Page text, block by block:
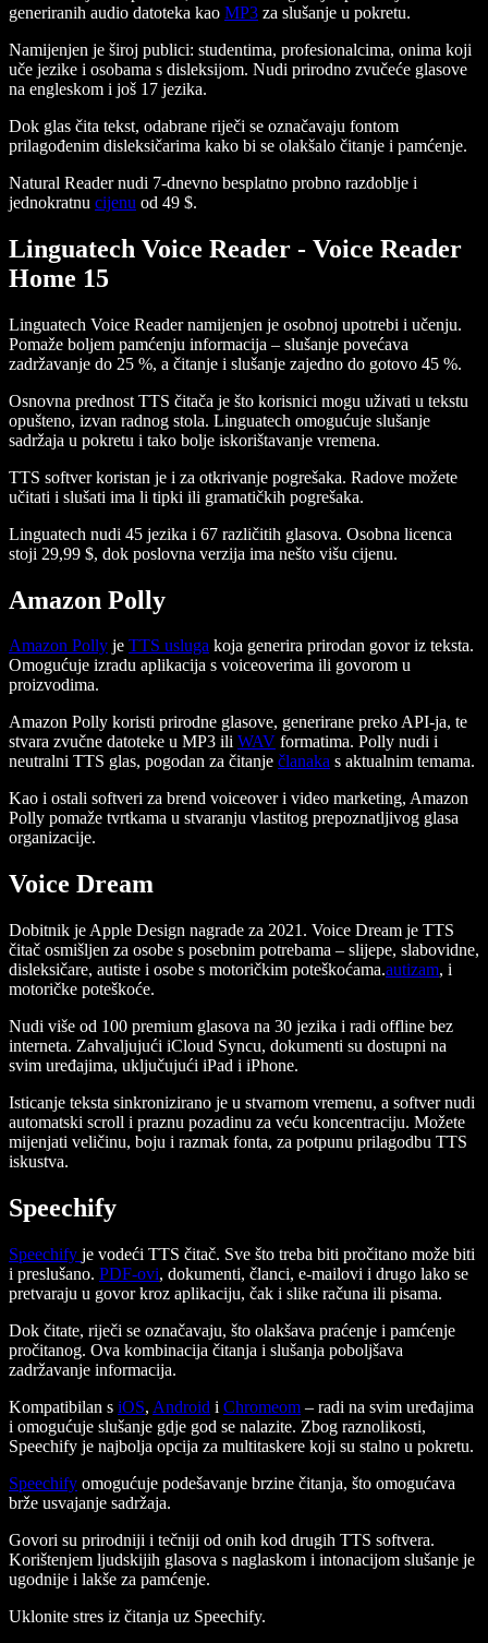
generiranih audio datoteka kao MP3 za slušanje u pokretu.
Namijenjen je široj publici: studentima, profesionalcima, onima koji
uče jezike i osobama s disleksijom. Nudi prirodno zvučeće glasove
na engleskom i još 17 jezika.
Dok glas čita tekst, odabrane riječi se označavaju fontom
prilagođenim disleksičarima kako bi se olakšalo čitanje i pamćenje.
Natural Reader nudi 7-dnevno besplatno probno razdoblje i
jednokratnu cijenu od 49 $.
Linguatech Voice Reader - Voice Reader
Home 15
Linguatech Voice Reader namijenjen je osobnoj upotrebi i učenju.
Pomaže boljem pamćenju informacija – slušanje povećava
zadržavanje do 25 %, a čitanje i slušanje zajedno do gotovo 45 %.
Osnovna prednost TTS čitača je što korisnici mogu uživati u tekstu
opušteno, izvan radnog stola. Linguatech omogućuje slušanje
sadržaja u pokretu i tako bolje iskorištavanje vremena.
TTS softver koristan je i za otkrivanje pogrešaka. Radove možete
učitati i slušati ima li tipki ili gramatičkih pogrešaka.
Linguatech nudi 45 jezika i 67 različitih glasova. Osobna licenca
stoji 29,99 $, dok poslovna verzija ima nešto višu cijenu.
Amazon Polly
Amazon Polly je TTS usluga koja generira prirodan govor iz teksta.
Omogućuje izradu aplikacija s voiceoverima ili govorom u
proizvodima.
Amazon Polly koristi prirodne glasove, generirane preko API-ja, te
stvara zvučne datoteke u MP3 ili WAV formatima. Polly nudi i
neutralni TTS glas, pogodan za čitanje članaka s aktualnim temama.
Kao i ostali softveri za brend voiceover i video marketing, Amazon
Polly pomaže tvrtkama u stvaranju vlastitog prepoznatljivog glasa
organizacije.
Voice Dream
Dobitnik je Apple Design nagrade za 2021. Voice Dream je TTS
čitač osmišljen za osobe s posebnim potrebama – slijepe, slabovidne,
disleksičare, autiste i osobe s motoričkim poteškoćama.autizam, i
motoričke poteškoće.
Nudi više od 100 premium glasova na 30 jezika i radi offline bez
interneta. Zahvaljujući iCloud Syncu, dokumenti su dostupni na
svim uređajima, uključujući iPad i iPhone.
Isticanje teksta sinkronizirano je u stvarnom vremenu, a softver nudi
automatski scroll i praznu pozadinu za veću koncentraciju. Možete
mijenjati veličinu, boju i razmak fonta, za potpunu prilagodbu TTS
iskustva.
Speechify
Speechify je vodeći TTS čitač. Sve što treba biti pročitano može biti
i preslušano. PDF-ovi, dokumenti, članci, e-mailovi i drugo lako se
pretvaraju u govor kroz aplikaciju, čak i slike računa ili pisama.
Dok čitate, riječi se označavaju, što olakšava praćenje i pamćenje
pročitanog. Ova kombinacija čitanja i slušanja poboljšava
zadržavanje informacija.
Kompatibilan s iOS, Android i Chromeom – radi na svim uređajima
i omogućuje slušanje gdje god se nalazite. Zbog raznolikosti,
Speechify je najbolja opcija za multitaskere koji su stalno u pokretu.
Speechify omogućuje podešavanje brzine čitanja, što omogućava
brže usvajanje sadržaja.
Govori su prirodniji i tečniji od onih kod drugih TTS softvera.
Korištenjem ljudskijih glasova s naglaskom i intonacijom slušanje je
ugodnije i lakše za pamćenje.
Uklonite stres iz čitanja uz Speechify.